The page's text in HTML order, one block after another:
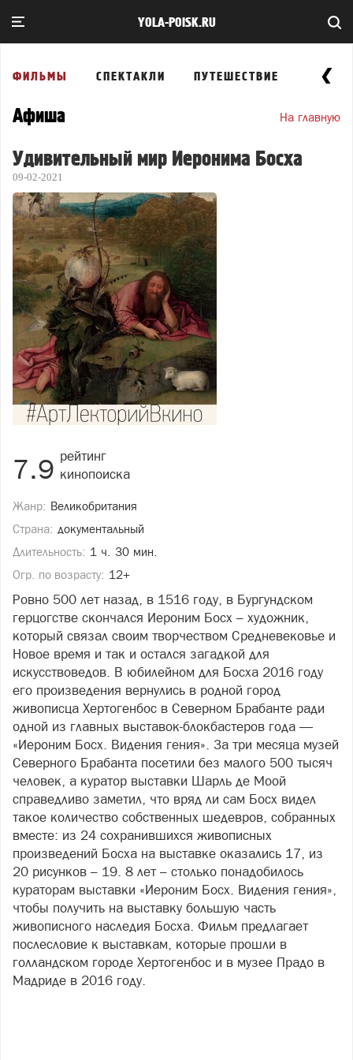
YOLA-POISK.RU
ФИЛЬМЫ СПЕКТАКЛИ ПУТЕШЕСТВИЕ
Афиша На главную
Удивительный мир Иеронима Босха
09-02-2021
7.9 рейтинг
кинопоиска
Жанр: Великобритания
Страна: документальный
Длительность: 1 ч. 30 мин.
Огр. по возрасту: 12+
Ровно 500 лет назад, в 1516 году, в Бургундском
герцогстве скончался Иероним Босх – художник,
который связал своим творчеством Средневековье и
Новое время и так и остался загадкой для
искусствоведов. В юбилейном для Босха 2016 году
его произведения вернулись в родной город
живописца Хертогенбос в Северном Брабанте ради
одной из главных выставок-блокбастеров года —
«Иероним Босх. Видения гения». За три месяца музей
Северного Брабанта посетили без малого 500 тысяч
человек, а куратор выставки Шарль де Моой
справедливо заметил, что вряд ли сам Босх видел
такое количество собственных шедевров, собранных
вместе: из 24 сохранившихся живописных
произведений Босха на выставке оказались 17, из
20 рисунков – 19. 8 лет – столько понадобилось
кураторам выставки «Иероним Босх. Видения гения»,
чтобы получить на выставку большую часть
живописного наследия Босха. Фильм предлагает
послесловие к выставкам, которые прошли в
голландском городе Хертогенбос и в музее Прадо в
Мадриде в 2016 году.